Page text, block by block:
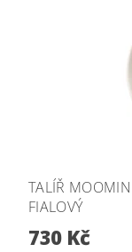
TALÍŘ
FIALOVÝ
730 Kč